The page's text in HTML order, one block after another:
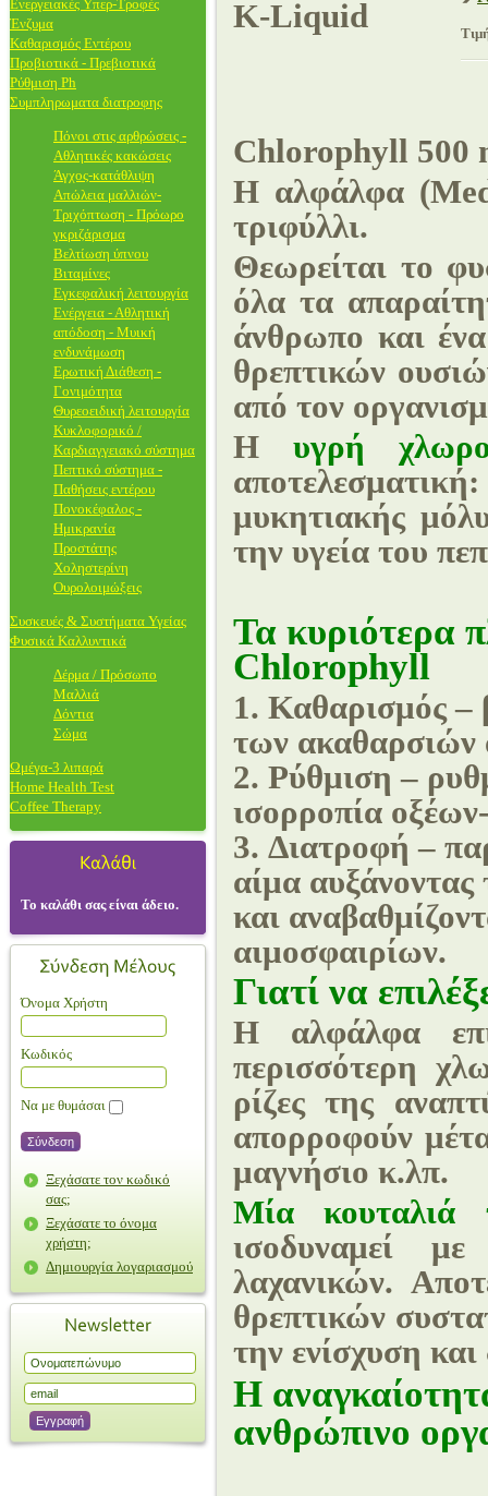
Ενεργειακές Υπερ-Τροφές
Ένζυμα
Καθαρισμός Εντέρου
Προβιοτικά - Πρεβιοτικά
Ρύθμιση Ph
Συμπληρωματα διατροφης
Πόνοι στις αρθρώσεις -
Αθλητικές κακώσεις
Άγχος-κατάθλιψη
Απώλεια μαλλιών-
Τριχόπτωση - Πρόωρο
γκριζάρισμα
Βελτίωση ύπνου
Βιταμίνες
Εγκεφαλική λειτουργία
Ενέργεια - Αθλητική
απόδοση - Μυική
ενδυνάμωση
Ερωτική Διάθεση -
Γονιμότητα
Θυρεοειδική λειτουργία
Κυκλοφορικό /
Καρδιαγγειακό σύστημα
Πεπτικό σύστημα -
Παθήσεις εντέρου
Πονοκέφαλος -
Ημικρανία
Προστάτης
Χοληστερίνη
Ουρολοιμώξεις
Συσκευές & Συστήματα Υγείας
Φυσικά Καλλυντικά
Δέρμα / Πρόσωπο
Μαλλιά
Δόντια
Σώμα
Ωμέγα-3 λιπαρά
Home Health Test
Coffee Therapy
Το καλάθι σας είναι άδειο.
Όνομα Χρήστη
Κωδικός
Να με θυμάσαι
Ξεχάσατε τον κωδικό
σας;
Ξεχάσατε το όνομα
χρήστη;
Δημιουργία λογαριασμού
K-Liquid
Chlorophyll 500
Η αλφάλφα
τριφύλλι.
Θεωρείται το
όλα τα
άνθρωπο και
θρεπτικών
από τον
Ηυγρή
μυκητιακής
την υγεία του
Τα κυριότερα
Chlorophyll
1. Καθαρισμός –
των
2. Ρύθμιση –
ισορροπία
3. Διατροφή –
αίμα αυξάνοντας
και
αιμοσφαιρίων.
Γιατί να
Η αλφάλφα
περισσότερη
ρίζες της
απορροφούν
μαγνήσιο κ.λπ.
Μία κουταλιά
ισοδυναμεί
λαχανικών.
θρεπτικών
την ενίσχυση
Η
ανθρώπινο